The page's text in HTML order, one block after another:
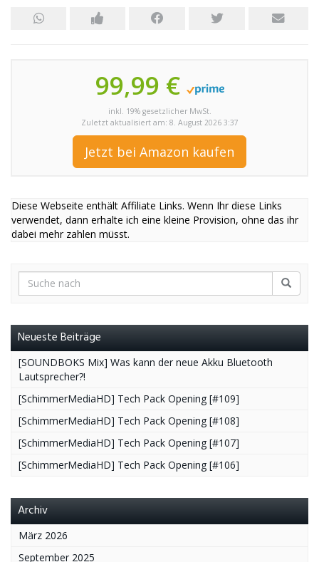
99,99 €
inkl. 19% gesetzlicher MwSt.
Zuletzt aktualisiert am: 8. August 2026 3:37
Jetzt bei Amazon kaufen
Diese Webseite enthält Affiliate Links. Wenn Ihr diese Links
verwendet, dann erhalte ich eine kleine Provision, ohne das ihr
dabei mehr zahlen müsst.
Neueste Beiträge
[SOUNDBOKS Mix] Was kann der neue Akku Bluetooth
Lautsprecher?!
[SchimmerMediaHD] Tech Pack Opening [#109]
[SchimmerMediaHD] Tech Pack Opening [#108]
[SchimmerMediaHD] Tech Pack Opening [#107]
[SchimmerMediaHD] Tech Pack Opening [#106]
Archiv
März 2026
September 2025